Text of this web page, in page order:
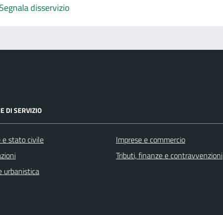
Segnala disservizio
DI SERVIZIO
e stato civile
urbanistica
Imprese e commercio
Tributi, finanze e contravvenzioni